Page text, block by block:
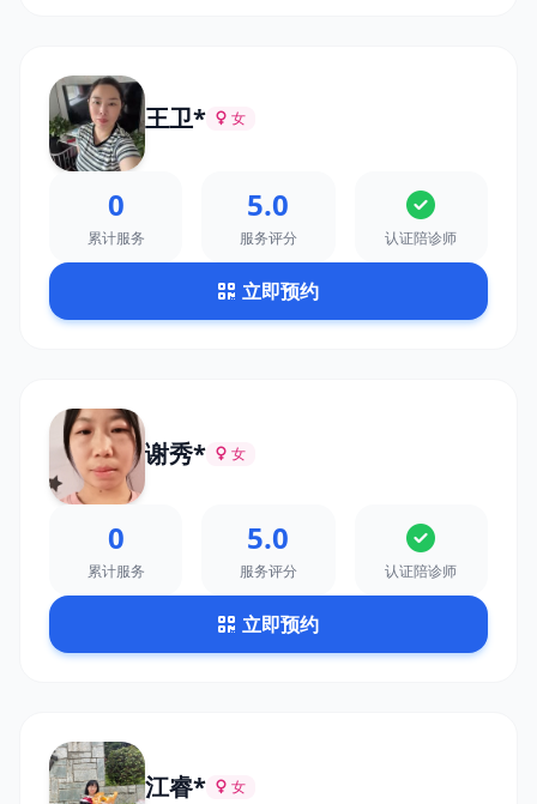
王卫* 女
0
累计服务
5.0
服务评分 认证陪诊师
立即预约
谢秀* 女
0
累计服务
5.0
服务评分 认证陪诊师
立即预约
江睿* 女